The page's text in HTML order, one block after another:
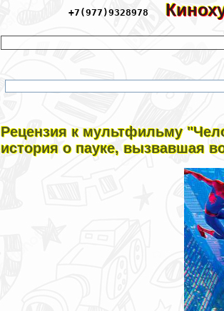
+7(977)9328978
Рецензия к мультфильму
история о пауке, вызвавшая